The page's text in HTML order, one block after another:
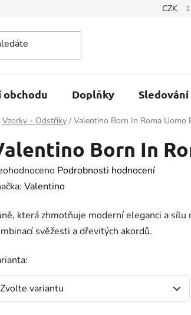
CZK
obchodu Doplňky
Vzorky - Odstřiky / Valentino Born In Roma Uomo
Born In
Podrobnosti hodnocení
Valentino
která zhmotňuje moderní eleganci a sílu
svěžesti a dřevitých akordů.